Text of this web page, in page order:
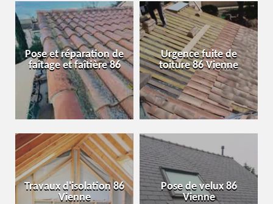
Pose et réparation de
faîtage et faîtière 86
Urgence fuite de
toiture 86 Vienne
Travaux d'isolation 86
Vienne
Pose de velux 86
Vienne